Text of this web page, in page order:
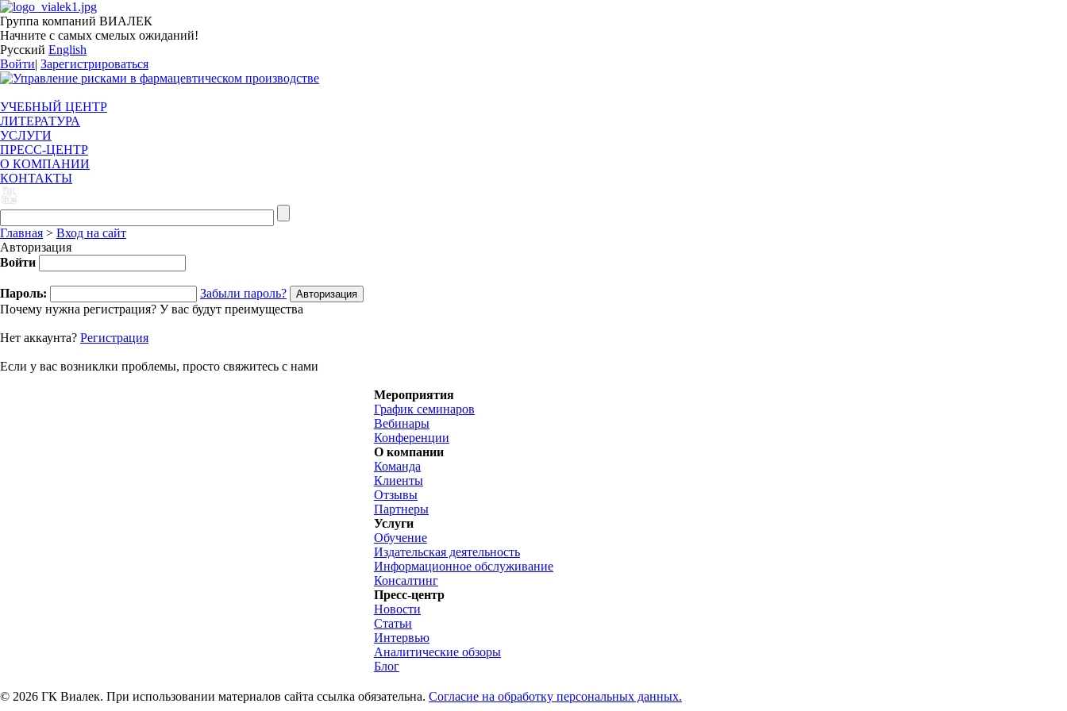
Группа компаний ВИАЛЕК
Начните с самых смелых ожиданий!
Русский English
Войти| Зарегистрироваться
УЧЕБНЫЙ ЦЕНТР
ЛИТЕРАТУРА
УСЛУГИ
ПРЕСС-ЦЕНТР
О КОМПАНИИ
КОНТАКТЫ
Главная > Вход на сайт
Авторизация
Войти
Пароль:
Забыли пароль?
Почему нужна регистрация? У вас будут преимущества
Нет аккаунта? Регистрация
Если у вас возниклки проблемы, просто свяжитесь с нами
Мероприятия
График семинаров
Вебинары
Конференции
О компании
Команда
Клиенты
Отзывы
Партнеры
Услуги
Обучение
Издательская деятельность
Информационное обслуживание
Консалтинг
Пресс-центр
Новости
Статьи
Интервью
Аналитические обзоры
Блог
© 2026 ГК Виалек. При использовании материалов сайта ссылка обязательна. Согласие на обработку персональных данных.